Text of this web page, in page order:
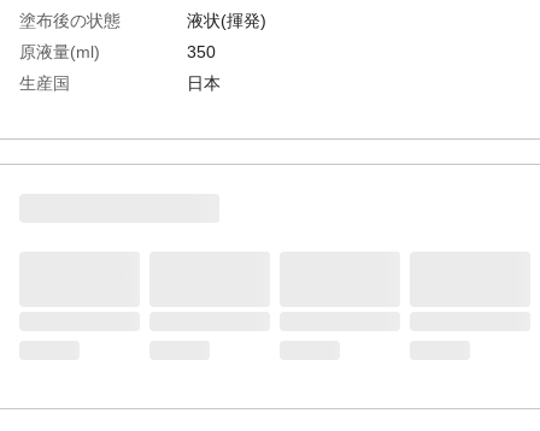
塗布後の状態
液状(揮発)
原液量(ml)
350
生産国
日本
材質1
主成分:溶剤